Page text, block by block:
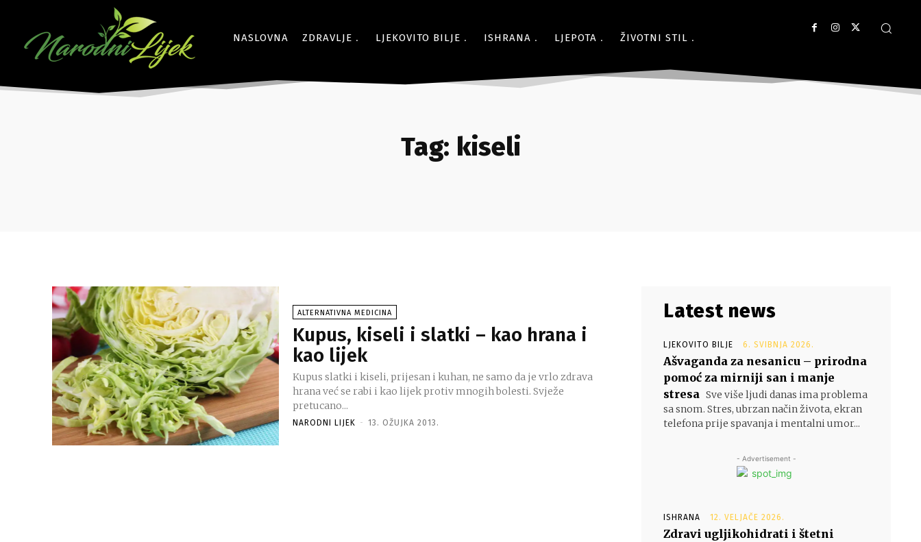
NASLOVNA ZDRAVLJE LJEKOVITO BILJE ISHRANA LJEPOTA ŽIVOTNI STIL
Tag: kiseli
ALTERNATIVNA MEDICINA
Kupus, kiseli i slatki – kao hrana i
kao lijek
Kupus slatki i kiseli, prijesan i kuhan, ne samo da je vrlo zdrava
hrana već se rabi i kao lijek protiv mnogih bolesti. Svježe
pretucano...
NARODNI LIJEK - 13. OŽUJKA 2013.
Latest news
LJEKOVITO BILJE 6. SVIBNJA 2026.
Ašvaganda za nesanicu – prirodna
pomoć za mirniji san i manje
stresa Sve više ljudi danas ima problema
sa snom. Stres, ubrzan način života, ekran
telefona prije spavanja i mentalni umor...
- Advertisement -
ISHRANA 12. VELJAČE 2026.
Zdravi ugljikohidrati i štetni